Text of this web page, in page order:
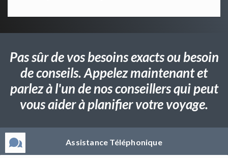
Pas sûr de vos besoins exacts ou besoin
de conseils. Appelez maintenant et
parlez à l'un de nos conseillers qui peut
vous aider à planifier votre voyage.
Assistance Téléphonique